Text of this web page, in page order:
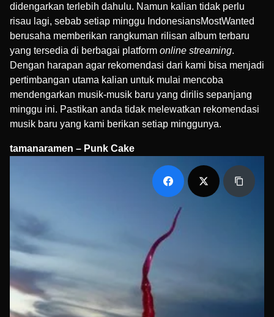
didengarkan terlebih dahulu. Namun kalian tidak perlu
risau lagi, sebab setiap minggu IndonesiansMostWanted
berusaha memberikan rangkuman rilisan album terbaru
yang tersedia di berbagai platform online streaming.
Dengan harapan agar rekomendasi dari kami bisa menjadi
pertimbangan utama kalian untuk mulai mencoba
mendengarkan musik-musik baru yang dirilis sepanjang
minggu ini. Pastikan anda tidak melewatkan rekomendasi
musik baru yang kami berikan setiap minggunya.
tamanaramen – Punk Cake